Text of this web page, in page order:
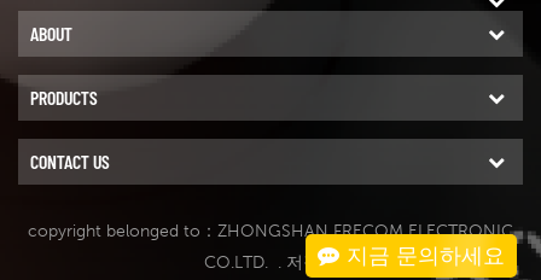
지금 문의하세요
ABOUT
PRODUCTS
CONTACT US
copyright belonged to：ZHONGSHAN FRECOM ELECTRONIC
CO.LTD.
. 저작권